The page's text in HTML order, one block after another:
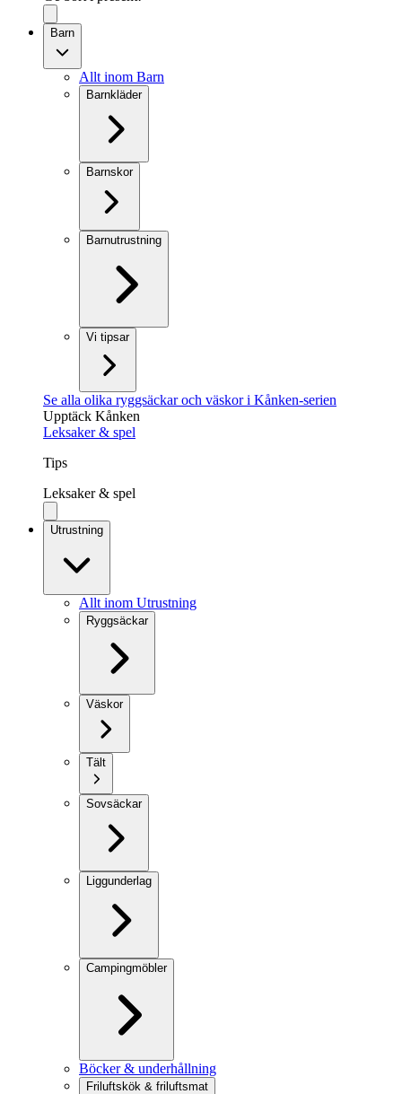
Barn
Allt inom Barn
Barnkläder
Barnskor
Barnutrustning
Vi tipsar
Se alla olika ryggsäckar och väskor i Kånken-serien
Upptäck Kånken
Leksaker & spel
Tips
Leksaker & spel
Utrustning
Allt inom Utrustning
Ryggsäckar
Väskor
Tält
Sovsäckar
Liggunderlag
Campingmöbler
Böcker & underhållning
Friluftskök & friluftsmat